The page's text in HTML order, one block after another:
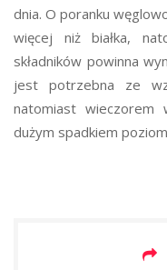
dnia. O poranku
więcej niż białka,
składników powinna
jest potrzebna ze
natomiast wieczorem
dużym spadkiem